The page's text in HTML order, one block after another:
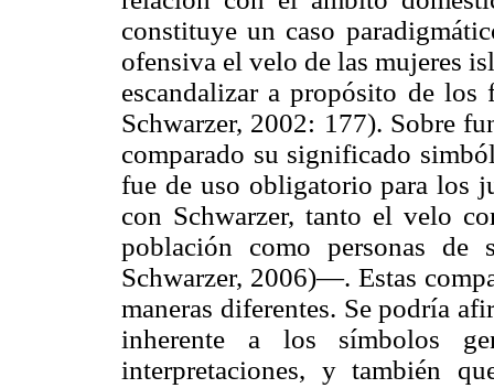
constituye un caso
ofensiva el velo de las mujeres
escandalizar a propósito de los
Schwarzer, 2002: 177). Sobre
comparado su significado
fue de uso obligatorio para los
con Schwarzer, tanto el velo
población como personas de
Schwarzer, 2006)—. Estas
maneras diferentes. Se podría
inherente a los símbolos
interpretaciones, y también